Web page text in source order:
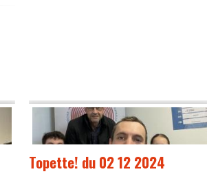
Topette! du 02 12 2024